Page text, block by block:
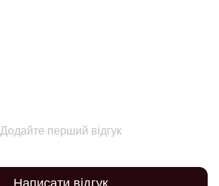
Додайте перший відгук